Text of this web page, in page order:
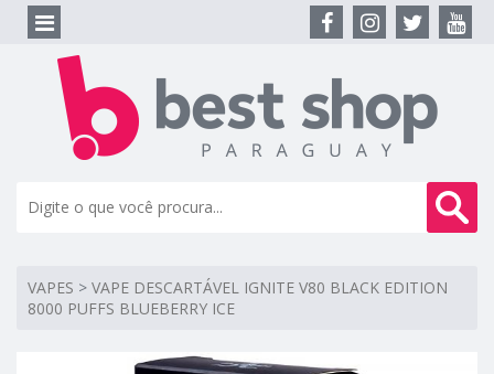
VAPES > VAPE DESCARTÁVEL IGNITE V80 BLACK EDITION
8000 PUFFS BLUEBERRY ICE